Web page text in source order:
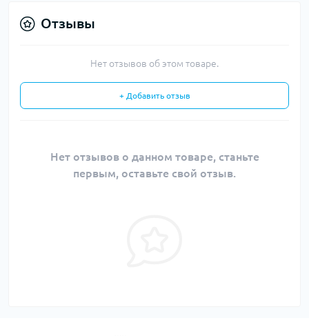
Отзывы
Нет отзывов об этом товаре.
+ Добавить отзыв
Нет отзывов о данном товаре, станьте
первым, оставьте свой отзыв.